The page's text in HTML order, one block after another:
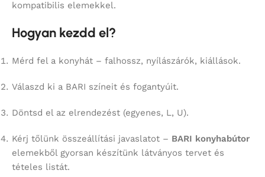
kompatibilis elemekkel.
Hogyan kezdd el?
Mérd fel a konyhát – falhossz, nyílászárók, kiállások.
Válaszd ki a BARI színeit és fogantyúit.
Döntsd el az elrendezést (egyenes, L, U).
Kérj tőlünk összeállítási javaslatot – BARI konyhabútor
elemekből gyorsan készítünk látványos tervet és
tételes listát.